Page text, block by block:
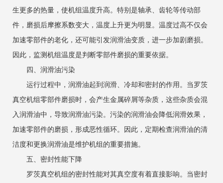
生更多的热量，使机组温度升高。特别是轴承、齿轮等传动部
件，磨损后摩擦系数变大，温度上升更为明显。温度过高不仅会
加速零部件的老化，还可能引发润滑油变质，进一步加剧磨损。
因此，监测机组温度是判断零部件磨损的重要依据。
‌四、润滑油污染‌
运行过程中，润滑油起到润滑、冷却和密封的作用。当 罗茨
真空机组零部件磨损时，会产生金属碎屑等杂质，这些杂质会混
入润滑油中，导致润滑油污染。污染的润滑油会降低润滑效果，
加速零部件的磨损，形成恶性循环。因此，定期检查润滑油的清
洁度和更换润滑油是维护机组的重要措施。
‌五、密封性能下降‌
罗茨真空机组的密封性能对其真空度有着直接影响。当密封